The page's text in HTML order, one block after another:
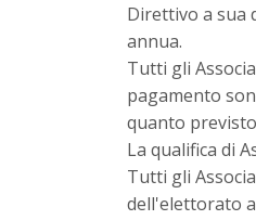
Direttivo a sua
annua.
Tutti gli
pagamento
quanto
La qualifica di
Tutti gli
dell'elettorato